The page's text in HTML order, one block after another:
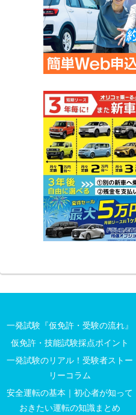
一発試験『仮免許・受験の流れ』
仮免許・技能試験採点ポイント
一発試験のリアル！受験者ストー
リーコラム
安全運転の基本｜初心者が知って
おきたい運転の知識まとめ